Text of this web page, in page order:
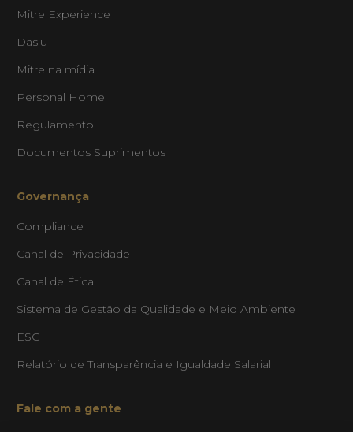
Mitre Experience
Daslu
Mitre na mídia
Personal Home
Regulamento
Documentos Suprimentos
Governança
Compliance
Canal de Privacidade
Canal de Ética
Sistema de Gestão da Qualidade e Meio Ambiente
ESG
Relatório de Transparência e Igualdade Salarial
Fale com a gente
de texto